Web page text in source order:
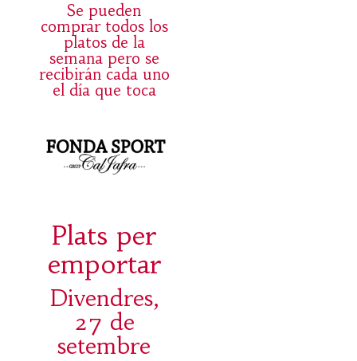
Se pueden
comprar todos los
platos de la
semana pero se
recibirán cada uno
el día que toca
Plats per
emportar
Divendres,
27 de
setembre